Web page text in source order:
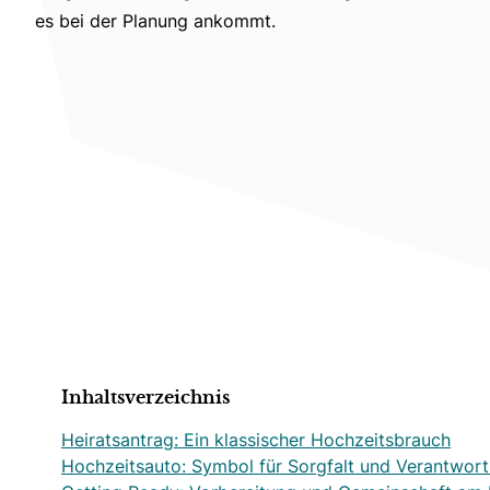
es bei der Planung ankommt.
Inhaltsverzeichnis
Heiratsantrag: Ein klassischer Hochzeitsbrauch
Hochzeitsauto: Symbol für Sorgfalt und